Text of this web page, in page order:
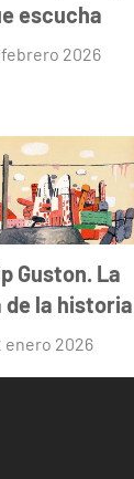
escucha
2026
Guston. La
de la historia
enero 2026